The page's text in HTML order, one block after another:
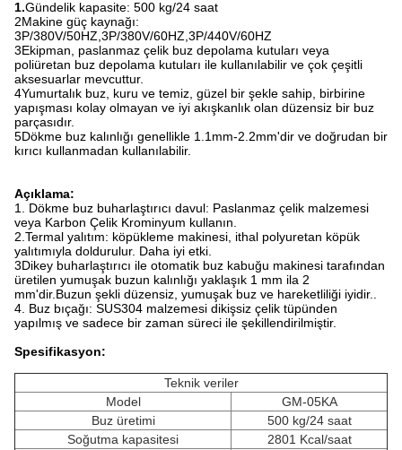
1.Gündelik kapasite: 500 kg/24 saat
2Makine güç kaynağı:
3P/380V/50HZ,3P/380V/60HZ,3P/440V/60HZ
3Ekipman, paslanmaz çelik buz depolama kutuları veya
poliüretan buz depolama kutuları ile kullanılabilir ve çok çeşitli
aksesuarlar mevcuttur.
4Yumurtalık buz, kuru ve temiz, güzel bir şekle sahip, birbirine
yapışması kolay olmayan ve iyi akışkanlık olan düzensiz bir buz
parçasıdır.
5Dökme buz kalınlığı genellikle 1.1mm-2.2mm'dir ve doğrudan bir
kırıcı kullanmadan kullanılabilir.
Açıklama:
1. Dökme buz buharlaştırıcı davul: Paslanmaz çelik malzemesi
veya Karbon Çelik Krominyum kullanın.
2.Termal yalıtım: köpükleme makinesi, ithal polyuretan köpük
yalıtımıyla doldurulur. Daha iyi etki.
3Dikey buharlaştırıcı ile otomatik buz kabuğu makinesi tarafından
üretilen yumuşak buzun kalınlığı yaklaşık 1 mm ila 2
mm'dir.Buzun şekli düzensiz, yumuşak buz ve hareketliliği iyidir..
4. Buz bıçağı: SUS304 malzemesi dikişsiz çelik tüpünden
yapılmış ve sadece bir zaman süreci ile şekillendirilmiştir.
Spesifikasyon:
Teknik veriler
Model
GM-05KA
Buz üretimi
500 kg/24 saat
Soğutma kapasitesi
2801 Kcal/saat